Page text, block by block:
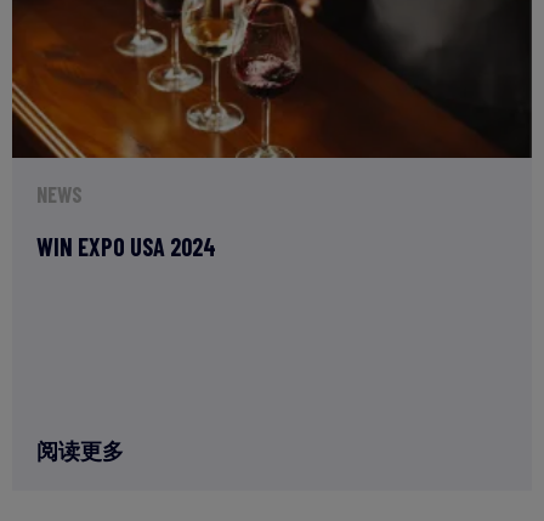
NEWS
WIN EXPO USA 2024
阅读更多